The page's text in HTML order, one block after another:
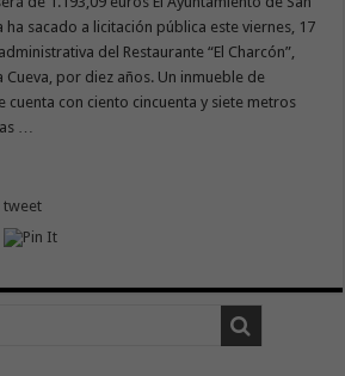
ha sacado a licitación pública este viernes, 17
del Restaurante “El Charcón”,
Cueva, por diez años. Un inmueble de
con ciento cincuenta y siete metros
…
tweet